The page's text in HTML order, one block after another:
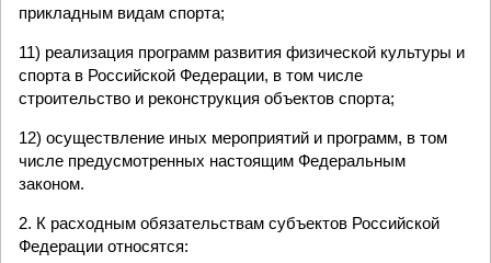
прикладным видам спорта;
11) реализация программ развития физической культуры и
спорта в Российской Федерации, в том числе
строительство и реконструкция объектов спорта;
12) осуществление иных мероприятий и программ, в том
числе предусмотренных настоящим Федеральным
законом.
2. К расходным обязательствам субъектов Российской
Федерации относятся: